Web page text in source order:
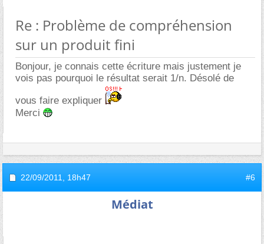
Re : Problème de compréhension
sur un produit fini
Bonjour, je connais cette écriture mais justement je
vois pas pourquoi le résultat serait 1/n. Désolé de
vous faire expliquer
Merci
22/09/2011, 18h47 #6
Médiat